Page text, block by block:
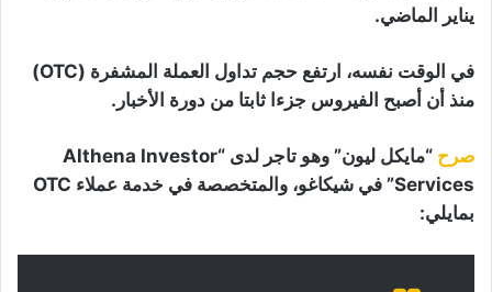
يناير الماضي.
في الوقت نفسه، ارتفع حجم تداول العملة المشفرة (OTC)
منذ أن أصبح الفيروس جزءا ثابتا من دورة الأخبار.
صرح
“مايكل ليون” وهو تاجر لدى “Althena Investor
Services” في شيكاغو، والمتخصصة في خدمة عملاء OTC
بمايلي: